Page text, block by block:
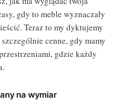
gdy to meble wyznaczały
Teraz to my dyktujemy
cenne, gdy mamy
gdzie każdy
na wymiar